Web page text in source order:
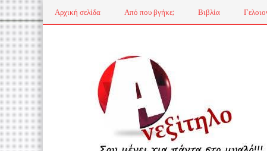
Αρχική σελίδα Από που βγήκε; Βιβλία